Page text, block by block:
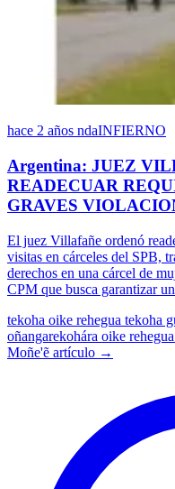
hace 2 años ndaINFIERNO
Argentina: JUEZ
READECUAR
GRAVES
El juez Villafañe ordenó
visitas en cárceles del SPB,
derechos en una cárcel de
CPM que busca garantizar
tekoha oike rehegua tekoha
oñangarekohára oike rehegua
Moñe'ẽ artículo →